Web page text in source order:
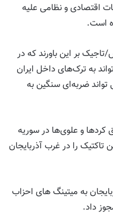
اقتصادی و نظامی علیه
است.
بر این باورند که در
به ترک‌های داخل ایران
ضربه‌ای سنگین به
کردها و علوی‌ها در سوریه
را در غرب آذربایجان
به میتینگ های احزاب
داد.